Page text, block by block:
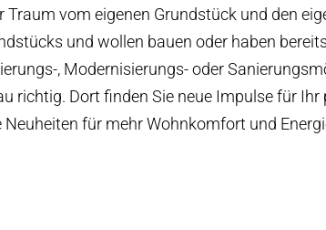
vom eigenen Grundstück und den
und wollen bauen oder haben
, Modernisierungs- oder
richtig. Dort finden Sie neue Impulse für
für mehr Wohnkomfort und